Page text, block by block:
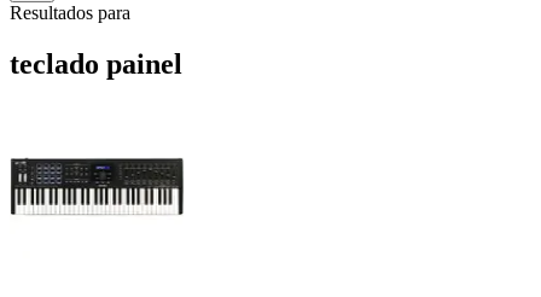
Resultados para
teclado painel